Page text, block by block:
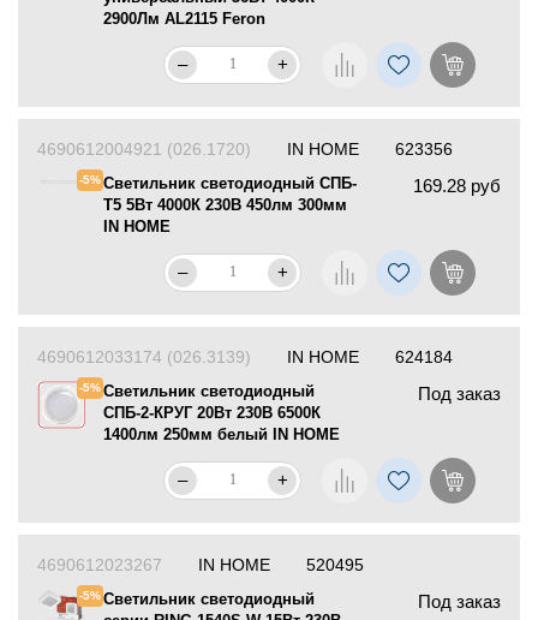
2900Лм AL2115 Feron
– +
623356
4690612004921 (026.1720)
-5%Светильник светодиодный СПБ-
Т5 5Вт 4000К 230В 450лм 300мм
IN HOME
169.28 руб
IN HOME
– +
624184
4690612033174 (026.3139)
-5%Светильник светодиодный
СПБ-2-КРУГ 20Вт 230В 6500К
1400лм 250мм белый IN HOME
Под заказ
IN HOME
– +
520495
4690612023267
-5%Светильник светодиодный
Под заказ
IN HOME